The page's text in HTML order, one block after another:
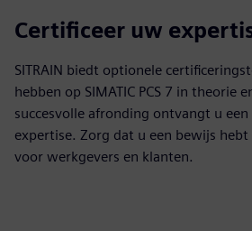
Certificeer uw
SITRAIN biedt optionele
hebben op SIMATIC PCS 7 in theorie
succesvolle afronding ontvangt u
expertise. Zorg dat u een bewijs
voor werkgevers en klanten.